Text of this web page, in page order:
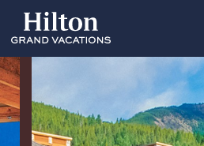
main